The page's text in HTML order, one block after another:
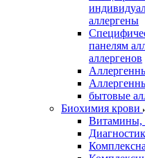
аллергены
панелям
аллергенов
бытовые
Биохимия крови
Витамины,